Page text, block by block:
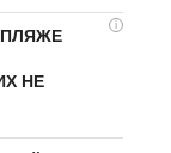
i
НЕ